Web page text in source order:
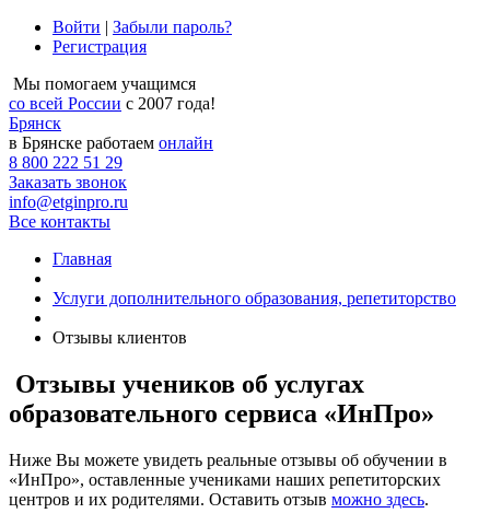
Войти | Забыли пароль?
Регистрация
Мы помогаем учащимся
со всей России с 2007 года!
Брянск
в Брянске работаем онлайн
8 800 222 51 29
Заказать звонок
info@etginpro.ru
Все контакты
Главная
Услуги дополнительного образования, репетиторство
Отзывы клиентов
Отзывы учеников об услугах
образовательного сервиса «ИнПро»
Ниже Вы можете увидеть реальные отзывы об обучении в
«ИнПро», оставленные учениками наших репетиторских
центров и их родителями. Оставить отзыв можно здесь.